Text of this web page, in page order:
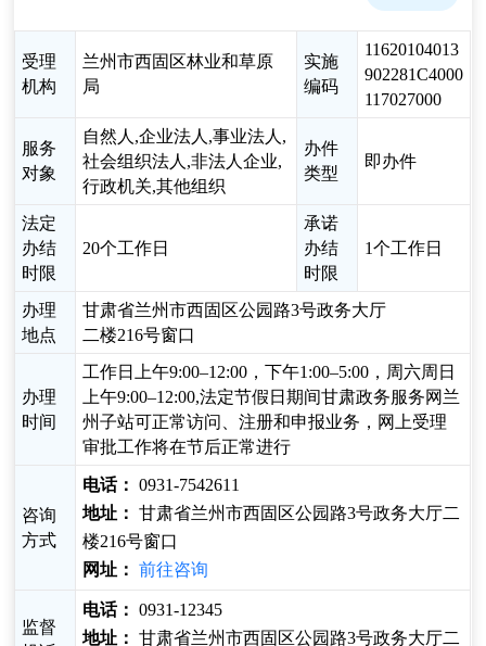
受理
机构
兰州市西固区林业和草原
局
实施
编码
11620104013
902281C4000
117027000
服务
对象
自然人,企业法人,事业法人,
社会组织法人,非法人企业,
行政机关,其他组织
办件
类型
即办件
法定
办结
时限
20个工作日
承诺
办结
时限
1个工作日
办理
地点
甘肃省兰州市西固区公园路3号政务大厅
二楼216号窗口
办理
时间
工作日上午9:00–12:00，下午1:00–5:00，周六周日
上午9:00–12:00,法定节假日期间甘肃政务服务网兰
州子站可正常访问、注册和申报业务，网上受理
审批工作将在节后正常进行
咨询
方式
电话： 0931-7542611
地址： 甘肃省兰州市西固区公园路3号政务大厅二
楼216号窗口
网址： 前往咨询
监督
电话： 0931-12345
地址： 甘肃省兰州市西固区公园路3号政务大厅二